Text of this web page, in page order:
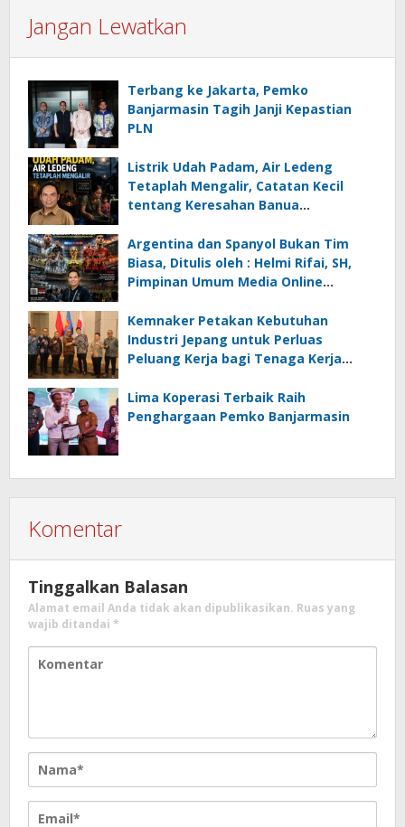
Jangan Lewatkan
Terbang ke Jakarta, Pemko
Banjarmasin Tagih Janji Kepastian
PLN
Listrik Udah Padam, Air Ledeng
Tetaplah Mengalir, Catatan Kecil
tentang Keresahan Banua
Ancaman Lingkungan, Oleh : Helmi
Rifai, SH
Argentina dan Spanyol Bukan Tim
Biasa, Ditulis oleh : Helmi Rifai, SH,
Pimpinan Umum Media Online
Kemnaker Petakan Kebutuhan
Industri Jepang untuk Perluas
Peluang Kerja bagi Tenaga Kerja
Lima Koperasi Terbaik Raih
Penghargaan Pemko Banjarmasin
Komentar
Tinggalkan Balasan
Alamat email Anda tidak akan dipublikasikan. Ruas yang
wajib ditandai *